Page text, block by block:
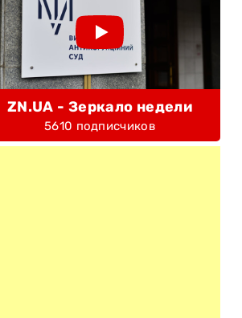
ZN.UA - Зеркало недели
5610 подписчиков